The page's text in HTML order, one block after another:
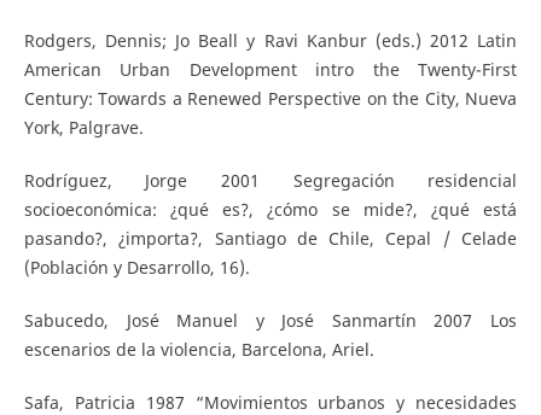
Rodgers, Dennis; Jo Beall y Ravi Kanbur (eds.) 2012 Latin
American Urban Development intro the Twenty-First
Century: Towards a Renewed Perspective on the City, Nueva
York, Palgrave.
Rodríguez, Jorge 2001 Segregación residencial
socioeconómica: ¿qué es?, ¿cómo se mide?, ¿qué está
pasando?, ¿importa?, Santiago de Chile, Cepal / Celade
(Población y Desarrollo, 16).
Sabucedo, José Manuel y José Sanmartín 2007 Los
escenarios de la violencia, Barcelona, Ariel.
Safa, Patricia 1987 “Movimientos urbanos y necesidades